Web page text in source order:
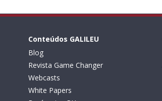
Conteúdos GALILEU
Blog
Revista Game Changer
Webcasts
White Papers